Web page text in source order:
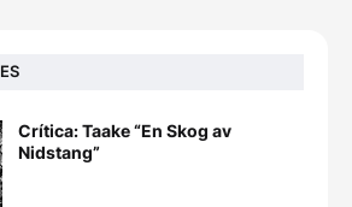
Crítica: Taake “En Skog av
Nidstang”